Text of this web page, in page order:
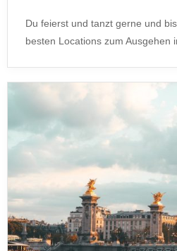
Du feierst und tanzt gerne und
besten Locations zum Ausgehen